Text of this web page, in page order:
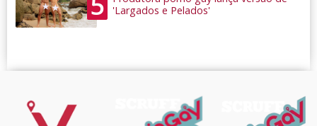
'Largados e Pelados'